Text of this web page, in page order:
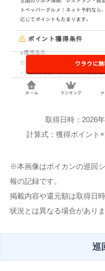
取得日時：2026
計算式：獲得ポイント
※本画像はポイカンの巡回
報の記録です。
掲載内容や還元額は取得日
状況とは異なる場合がありま
巡